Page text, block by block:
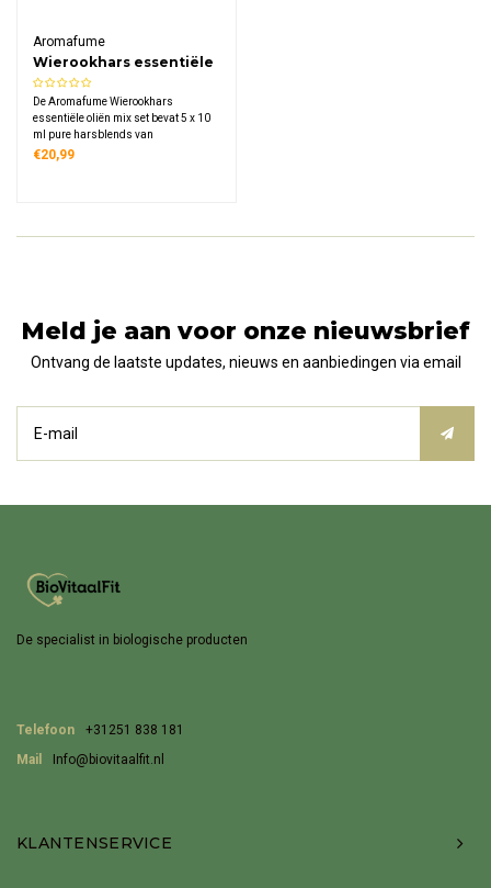
Aromafume
Wierookhars essentiële
oliën mix (set van 5)
De Aromafume Wierookhars
essentiële oliën mix set bevat 5 x 10
ml pure harsblends van
Frankincense, Copal, Mirre, Benzoë
€20,99
Meld je aan voor onze nieuwsbrief
Ontvang de laatste updates, nieuws en aanbiedingen via email
De specialist in biologische producten
Telefoon
+31251 838 181
Mail
Info@biovitaalfit.nl
KLANTENSERVICE